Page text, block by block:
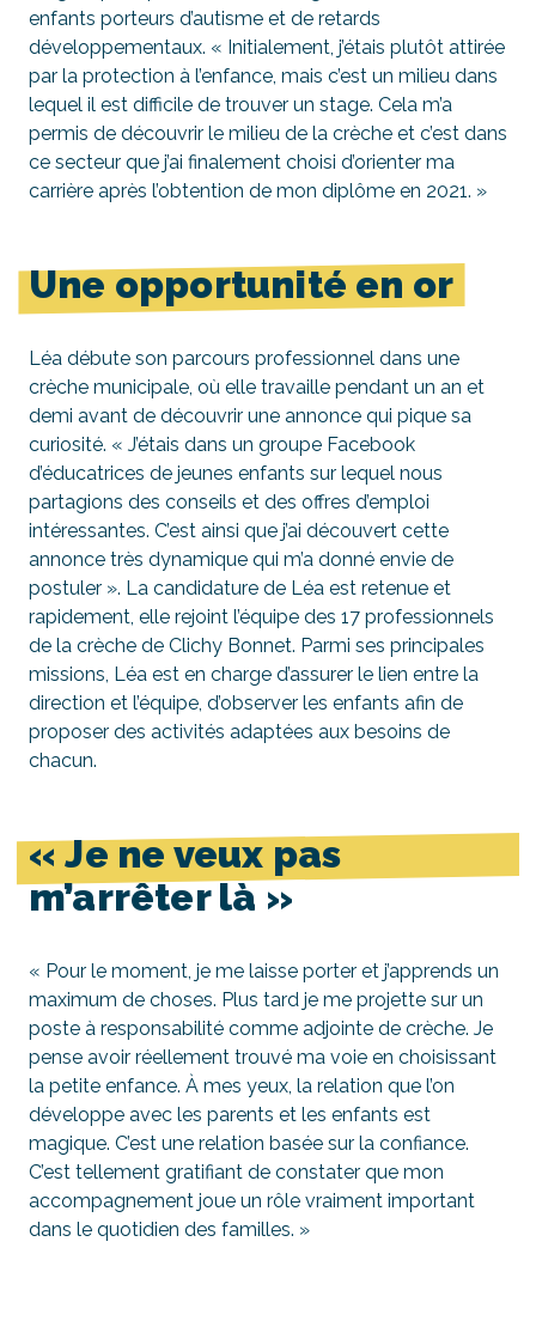
enfants porteurs d’autisme et de retards
développementaux. « Initialement, j’étais plutôt attirée
par la protection à l’enfance, mais c’est un milieu dans
lequel il est difficile de trouver un stage. Cela m’a
permis de découvrir le milieu de la crèche et c’est dans
ce secteur que j’ai finalement choisi d’orienter ma
carrière après l’obtention de mon diplôme en 2021. »
Une opportunité en or
Léa débute son parcours professionnel dans une
crèche municipale, où elle travaille pendant un an et
demi avant de découvrir une annonce qui pique sa
curiosité. « J’étais dans un groupe Facebook
d’éducatrices de jeunes enfants sur lequel nous
partagions des conseils et des offres d’emploi
intéressantes. C’est ainsi que j’ai découvert cette
annonce très dynamique qui m’a donné envie de
postuler ». La candidature de Léa est retenue et
rapidement, elle rejoint l’équipe des 17 professionnels
de la crèche de Clichy Bonnet. Parmi ses principales
missions, Léa est en charge d’assurer le lien entre la
direction et l’équipe, d’observer les enfants afin de
proposer des activités adaptées aux besoins de
chacun.
« Je ne veux pas
m’arrêter là »
« Pour le moment, je me laisse porter et j’apprends un
maximum de choses. Plus tard je me projette sur un
poste à responsabilité comme adjointe de crèche. Je
pense avoir réellement trouvé ma voie en choisissant
la petite enfance. À mes yeux, la relation que l’on
développe avec les parents et les enfants est
magique. C’est une relation basée sur la confiance.
C’est tellement gratifiant de constater que mon
accompagnement joue un rôle vraiment important
dans le quotidien des familles. »